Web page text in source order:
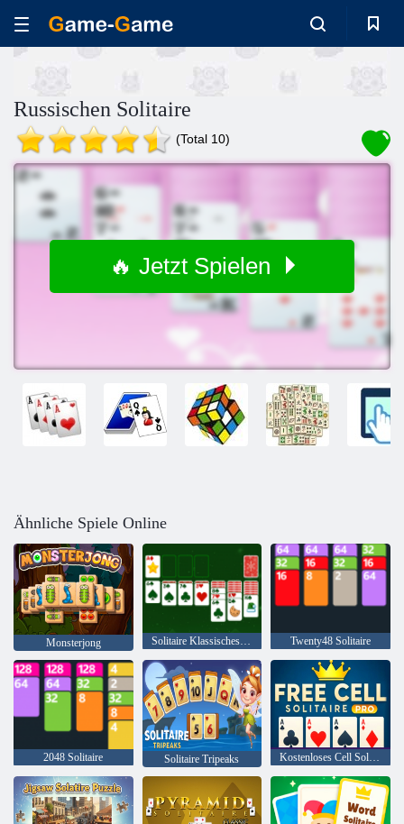
Russischen Solitaire
(Total 10)
🔥 Jetzt Spielen
Ähnliche Spiele Online
Monsterjong Solitaire Klassisches Weihnachten Twenty48 Solitaire
2048 Solitaire Solitaire Tripeaks Kostenloses Cell Solitaire Pro